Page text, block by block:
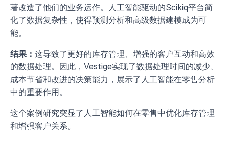
著改造了他们的业务运作。人工智能驱动的Scikiq平台简
化了数据复杂性，使得预测分析和高级数据建模成为可
能。
结果： 这导致了更好的库存管理、增强的客户互动和高效
的数据处理。因此，Vestige实现了数据处理时间的减少、
成本节省和改进的决策能力，展示了人工智能在零售分析
中的重要作用。
这个案例研究突显了人工智能如何在零售中优化库存管理
和增强客户关系。